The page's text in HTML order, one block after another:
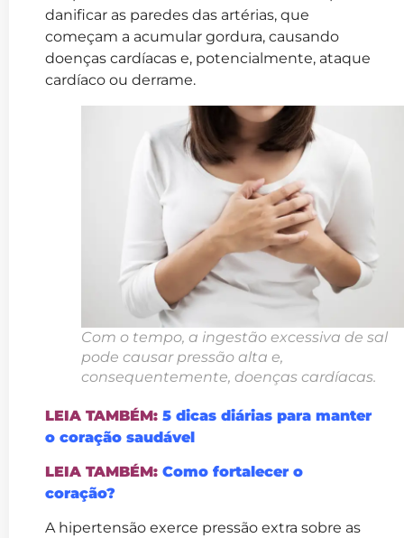
danificar as paredes das artérias, que
começam a acumular gordura, causando
doenças cardíacas e, potencialmente, ataque
cardíaco ou derrame.
Com o tempo, a ingestão excessiva de sal
pode causar pressão alta e,
consequentemente, doenças cardíacas.
LEIA TAMBÉM: 5 dicas diárias para manter
o coração saudável
LEIA TAMBÉM: Como fortalecer o
coração?
A hipertensão exerce pressão extra sobre as